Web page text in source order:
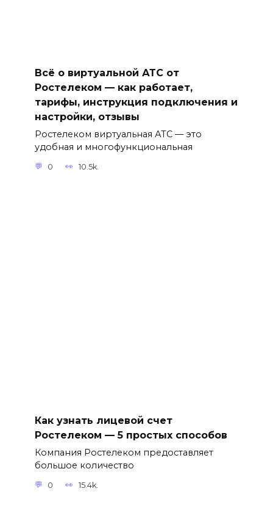
Всё о виртуальной АТС от
Ростелеком — как работает,
тарифы, инструкция подключения и
настройки, отзывы
Ростелеком виртуальная АТС — это
удобная и многофункциональная
0 10.5k.
Как узнать лицевой счет
Ростелеком — 5 простых способов
Компания Ростелеком предоставляет
большое количество
0 15.4k.